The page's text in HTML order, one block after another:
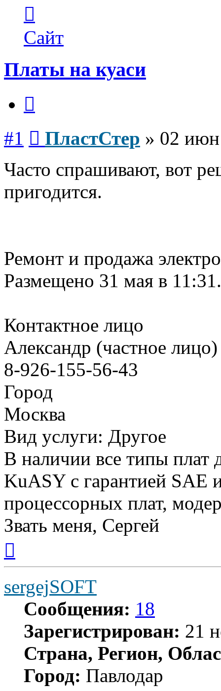
пользователя
ПластСтер
Сайт
Платы на куаси
#1 ПластСтер » 02
Часто спрашивают, вот
пригодится.
Ремонт и продажа
Размещено 31 мая в 11:31.
Контактное лицо
Александр (частное лицо)
8-926-155-56-43
Город
Москва
Вид услуги: Другое
В наличии все типы плат
KuASY с гарантией SAE
процессорных плат,
Звать меня, Сергей
началу
sergejSOFT
Сообщения: 18
Зарегистрирован: 21
Страна, Регион,
Город: Павлодар